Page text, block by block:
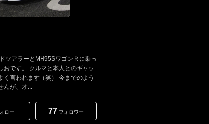
ツアラーとMH95SワゴンＲに乗っ
おです。 クルマと本人とのギャッ
く言われます（笑） 今までのよう
んが、オ...
ロー 77 フォロワー